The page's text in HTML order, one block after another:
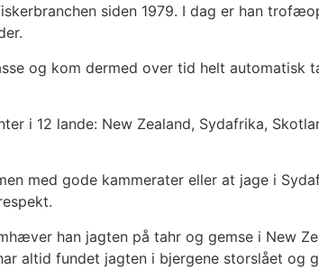
siden 1979. I dag er han
og kom dermed over tid helt automatisk
i 12 lande: New Zealand, Sydafrika,
med gode kammerater eller at jage i
han jagten på tahr og gemse i New
altid fundet jagten i bjergene storslået og